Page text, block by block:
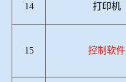
14 打印机
15 控制软件